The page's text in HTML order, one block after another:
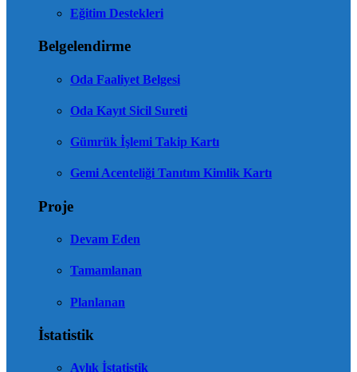
Eğitim Destekleri
Belgelendirme
Oda Faaliyet Belgesi
Oda Kayıt Sicil Sureti
Gümrük İşlemi Takip Kartı
Gemi Acenteliği Tanıtım Kimlik Kartı
Proje
Devam Eden
Tamamlanan
Planlanan
İstatistik
Aylık İstatistik